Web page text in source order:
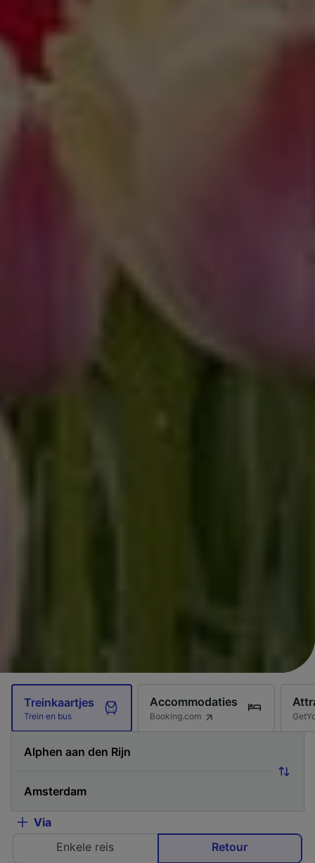
Treinkaartjes
Trein en bus
Accommodaties
Booking.com
Via
Enkele reis
Retour